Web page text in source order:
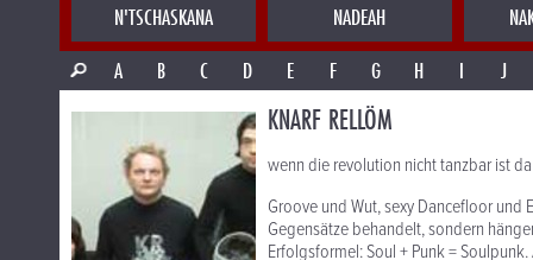
N'TSCHASKANA NADEAH
A
B C D E F G H I J
KNARF RELLÖM
wenn die revolution nicht tanzbar ist
Groove und Wut, sexy Dancefloor
Gegensätze behandelt, sondern
Erfolgsformel: Soul + Punk =